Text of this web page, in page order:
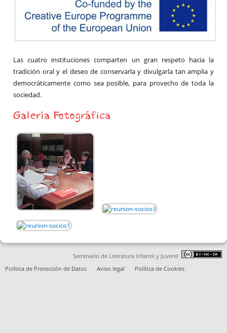
Las cuatro instituciones comparten un gran respeto hacia la
tradición oral y el deseo de conservarla y divulgarla tan amplia y
democráticamente como sea posible, para provecho de toda la
sociedad.
Galería Fotográfica
Seminario de Literatura Infantil y Juvenil
Política de Protección de Datos
Aviso legal Política de Cookies